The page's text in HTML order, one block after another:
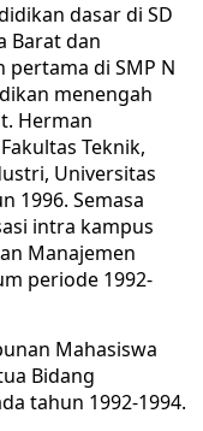
dasar di SD
Barat dan
di SMP N
menengah
Herman
Teknik,
Universitas
1996. Semasa
intra kampus
Manajemen
periode 1992-
Mahasiswa
Bidang
tahun 1992-1994.